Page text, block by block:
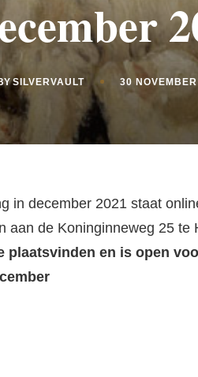
SILVERVAULT 30
in december 2021 staat
aan de Koninginneweg 25 te
plaatsvinden en is open